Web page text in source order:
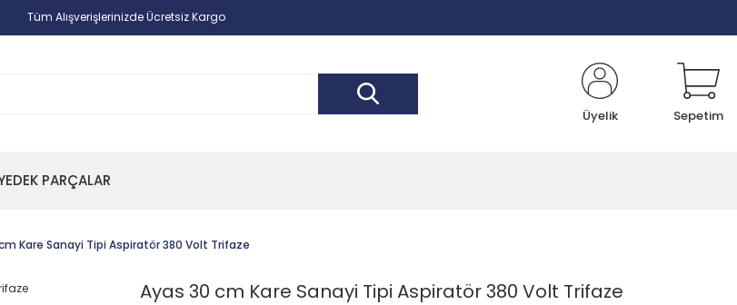
Tüm Alışverişlerinizde Ücretsiz Kargo
Üyelik Sepetim
PARÇALAR
Kare Sanayi Tipi Aspiratör 380 Volt Trifaze
Ayas 30 cm Kare Sanayi Tipi Aspiratör 380 Volt Trifaze